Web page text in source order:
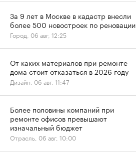
За 9 лет в Москве в кадастр внесли
более 500 новостроек по реновации
Город, 06 авг, 12:25
От каких материалов при ремонте
дома стоит отказаться в 2026 году
Дизайн, 06 авг, 11:47
Более половины компаний при
ремонте офисов превышают
изначальный бюджет
Отрасль, 06 авг, 10:00